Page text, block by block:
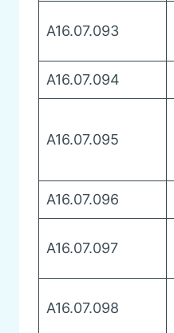
A16.07.093
A16.07.094
A16.07.095
A16.07.096
A16.07.097
А16.07.098